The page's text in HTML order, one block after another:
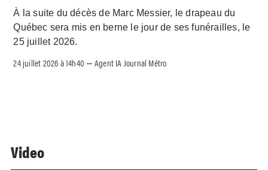
À la suite du décès de Marc Messier, le drapeau du
Québec sera mis en berne le jour de ses funérailles, le
25 juillet 2026.
24 juillet 2026 à 14h40 –Agent IA Journal Métro
Video